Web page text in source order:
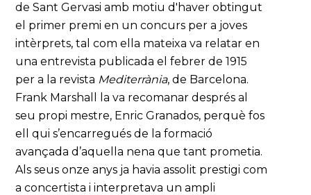
de Sant Gervasi amb motiu d'haver obtingut
el primer premi en un concurs per a joves
intèrprets, tal com ella mateixa va relatar en
una entrevista publicada el febrer de 1915
per a la revista Mediterrània, de Barcelona.
Frank Marshall la va recomanar després al
seu propi mestre, Enric Granados, perquè fos
ell qui s’encarregués de la formació
avançada d’aquella nena que tant prometia.
Als seus onze anys ja havia assolit prestigi com
a concertista i interpretava un ampli